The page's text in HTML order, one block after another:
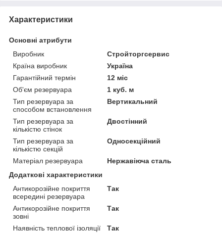
Характеристики
Основні атрибути
Виробник
Стройторгсервис
Країна виробник
Україна
Гарантійний термін
12 міс
Об'єм резервуара
1 куб. м
Тип резервуара за
способом встановлення
Вертикальний
Тип резервуара за
кількістю стінок
Двостінний
Тип резервуара за
кількістю секцій
Односекційний
Матеріал резервуара
Нержавіюча сталь
Додаткові характеристики
Антикорозійне покриття
всередині резервуара
Так
Антикорозійне покриття
зовні
Так
Наявність теплової ізоляції
Так